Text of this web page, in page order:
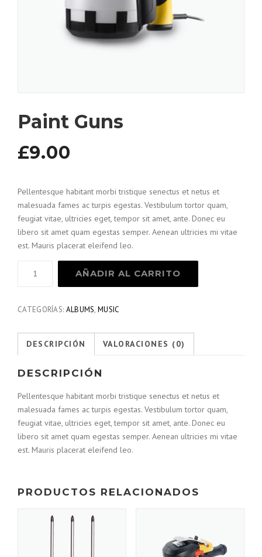
Paint Guns
£9.00
Pellentesque habitant morbi tristique senectus et netus et
malesuada fames ac turpis egestas. Vestibulum tortor quam,
feugiat vitae, ultricies eget, tempor sit amet, ante. Donec eu
libero sit amet quam egestas semper. Aenean ultricies mi vitae
est. Mauris placerat eleifend leo.
AÑADIR AL CARRITO
CATEGORÍAS: ALBUMS,MUSIC
DESCRIPCIÓN VALORACIONES (0)
DESCRIPCIÓN
Pellentesque habitant morbi tristique senectus et netus et
malesuada fames ac turpis egestas. Vestibulum tortor quam,
feugiat vitae, ultricies eget, tempor sit amet, ante. Donec eu
libero sit amet quam egestas semper. Aenean ultricies mi vitae
est. Mauris placerat eleifend leo.
PRODUCTOS RELACIONADOS